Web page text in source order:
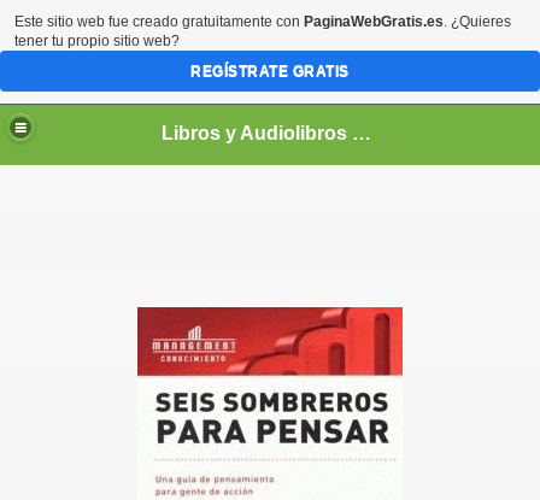
Libros y Audiolibros Para emprendedores
Este sitio web fue creado gratuitamente con PaginaWebGratis.es. ¿Quieres
tener tu propio sitio web?
REGÍSTRATE GRATIS